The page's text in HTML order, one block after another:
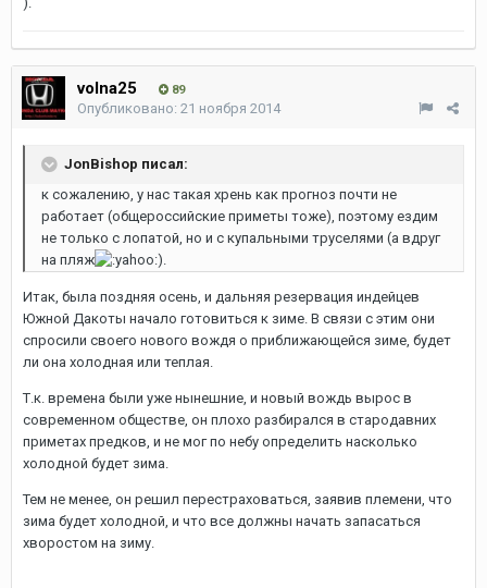
volna25 89
Опубликовано: 21 ноября 2014
JonBishop писал:
к сожалению, у нас такая хрень как прогноз почти не
работает (общероссийские приметы тоже), поэтому ездим
не только с лопатой, но и с купальными труселями (а вдруг
на пляж
).
Итак, была поздняя осень, и дальняя резервация индейцев
Южной Дакоты начало готовиться к зиме. В связи с этим они
спросили своего нового вождя о приближающейся зиме, будет
ли она холодная или теплая.
Т.к. времена были уже нынешние, и новый вождь вырос в
современном обществе, он плохо разбирался в стародавних
приметах предков, и не мог по небу определить насколько
холодной будет зима.
Тем не менее, он решил перестраховаться, заявив племени, что
зима будет холодной, и что все должны начать запасаться
хворостом на зиму.